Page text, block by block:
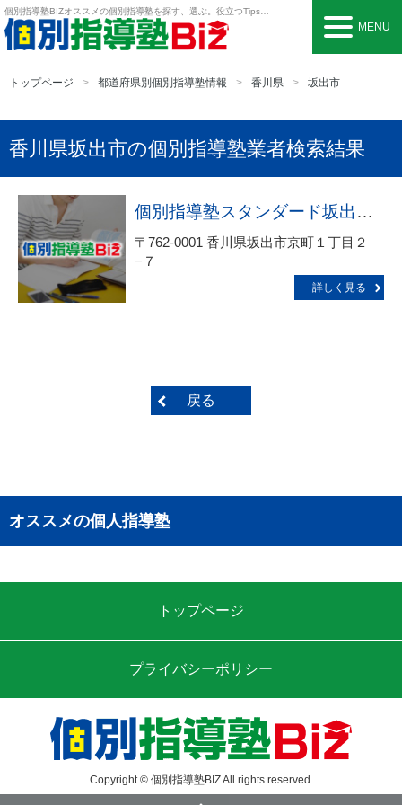
個別指導塾BIZオススメの個別指導塾を探す、選ぶ。役立つTipsも。
MENU
トップページ 都道府県別個別指導塾情報 香川県 坂出市
香川県坂出市の個別指導塾業者検索結果
個別指導塾スタンダード坂出教室
〒762-0001 香川県坂出市京町１丁目２
−７
詳しく見る
戻る
オススメの個人指導塾
トップページ
プライバシーポリシー
Copyright © 個別指導塾BIZ All rights reserved.